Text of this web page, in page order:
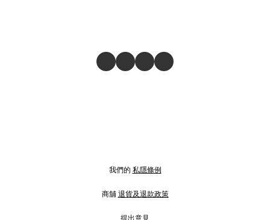
我們的 私隱條例
商舖 退貨及退款政策
提出意見